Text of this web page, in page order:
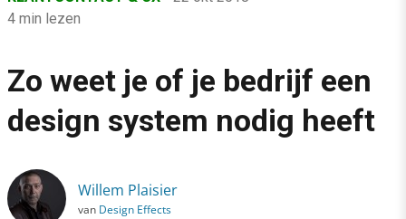
Klantcontact & CX
›
4 min lezen
Zo weet je of je bedrijf een
design system nodig heeft
Willem Plaisier
van Design Effects